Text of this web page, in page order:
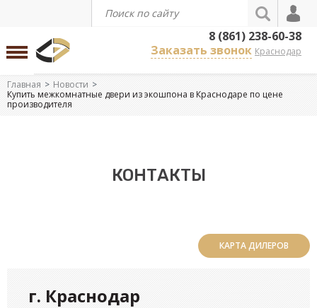
8 (861) 238-60-38
Заказать звонок Краснодар
Главная
Новости
Купить межкомнатные двери из экошпона в Краснодаре по цене
производителя
КОНТАКТЫ
КАРТА ДИЛЕРОВ
г. Краснодар